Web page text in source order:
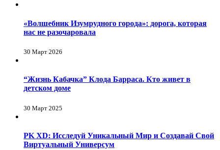
«Волшебник Изумрудного города»: дорога, которая
нас не разочаровала
30 Март 2026
“Жизнь Кабачка” Клода Барраса. Кто живет в
детском доме
30 Март 2025
PK XD: Исследуй Уникальный Мир и Создавай Свой
Виртуальный Универсум